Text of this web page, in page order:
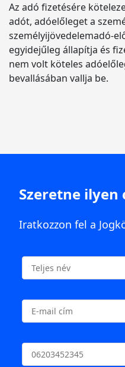
Az adó fizetésére
adót, adóelőleget a
személyijövedelemadó-
egyidejűleg állapítja és
nem volt köteles
bevallásában vallja be.
Szeretne
Iratkozzon fel a